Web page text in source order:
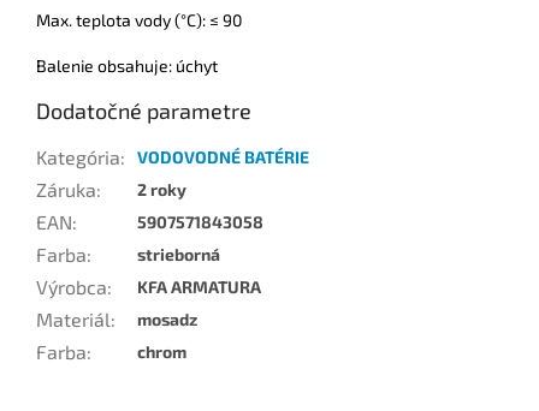
Max. teplota vody (°C): ≤ 90
Balenie obsahuje: úchyt
Dodatočné parametre
Kategória: VODOVODNÉ BATÉRIE
Záruka: 2 roky
EAN: 5907571843058
Farba: strieborná
Výrobca: KFA ARMATURA
Materiál: mosadz
Farba: chrom